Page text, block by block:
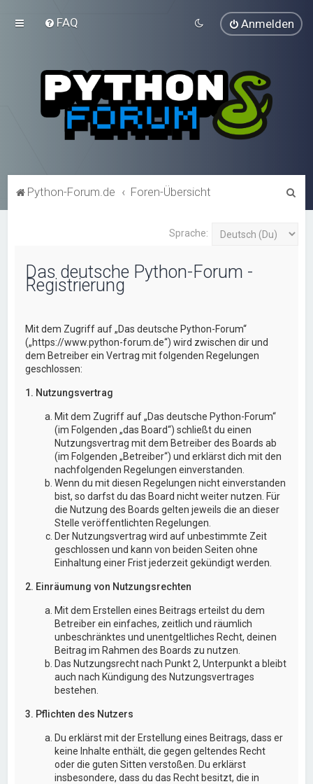
FAQ Anmelden
Python-Forum.de Foren-Übersicht
Sprache:
Das deutsche Python-Forum -
Registrierung
Mit dem Zugriff auf „Das deutsche Python-Forum“
(„https://www.python-forum.de“) wird zwischen dir und
dem Betreiber ein Vertrag mit folgenden Regelungen
geschlossen:
1. Nutzungsvertrag
Mit dem Zugriff auf „Das deutsche Python-Forum“
(im Folgenden „das Board“) schließt du einen
Nutzungsvertrag mit dem Betreiber des Boards ab
(im Folgenden „Betreiber“) und erklärst dich mit den
nachfolgenden Regelungen einverstanden.
Wenn du mit diesen Regelungen nicht einverstanden
bist, so darfst du das Board nicht weiter nutzen. Für
die Nutzung des Boards gelten jeweils die an dieser
Stelle veröffentlichten Regelungen.
Der Nutzungsvertrag wird auf unbestimmte Zeit
geschlossen und kann von beiden Seiten ohne
Einhaltung einer Frist jederzeit gekündigt werden.
2. Einräumung von Nutzungsrechten
Mit dem Erstellen eines Beitrags erteilst du dem
Betreiber ein einfaches, zeitlich und räumlich
unbeschränktes und unentgeltliches Recht, deinen
Beitrag im Rahmen des Boards zu nutzen.
Das Nutzungsrecht nach Punkt 2, Unterpunkt a bleibt
auch nach Kündigung des Nutzungsvertrages
bestehen.
3. Pflichten des Nutzers
Du erklärst mit der Erstellung eines Beitrags, dass er
keine Inhalte enthält, die gegen geltendes Recht
oder die guten Sitten verstoßen. Du erklärst
insbesondere, dass du das Recht besitzt, die in